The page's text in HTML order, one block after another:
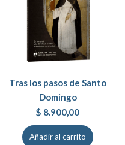
Tras los pasos de Santo
Domingo
$ 8.900,00
Añadir al carrito